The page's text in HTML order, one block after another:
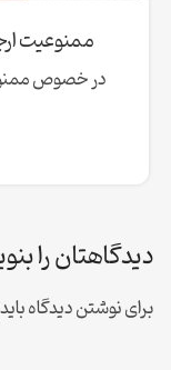
ممنوعیت
دیدگاهتان را
برای نوشتن دیدگاه باید